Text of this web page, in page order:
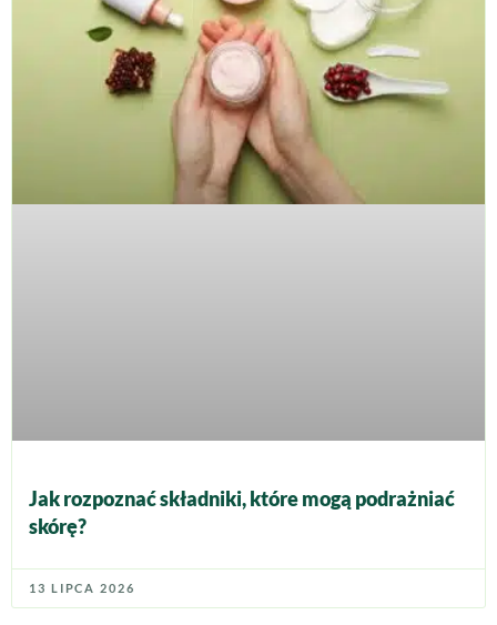
Jak rozpoznać składniki, które mogą podrażniać
skórę?
13 LIPCA 2026